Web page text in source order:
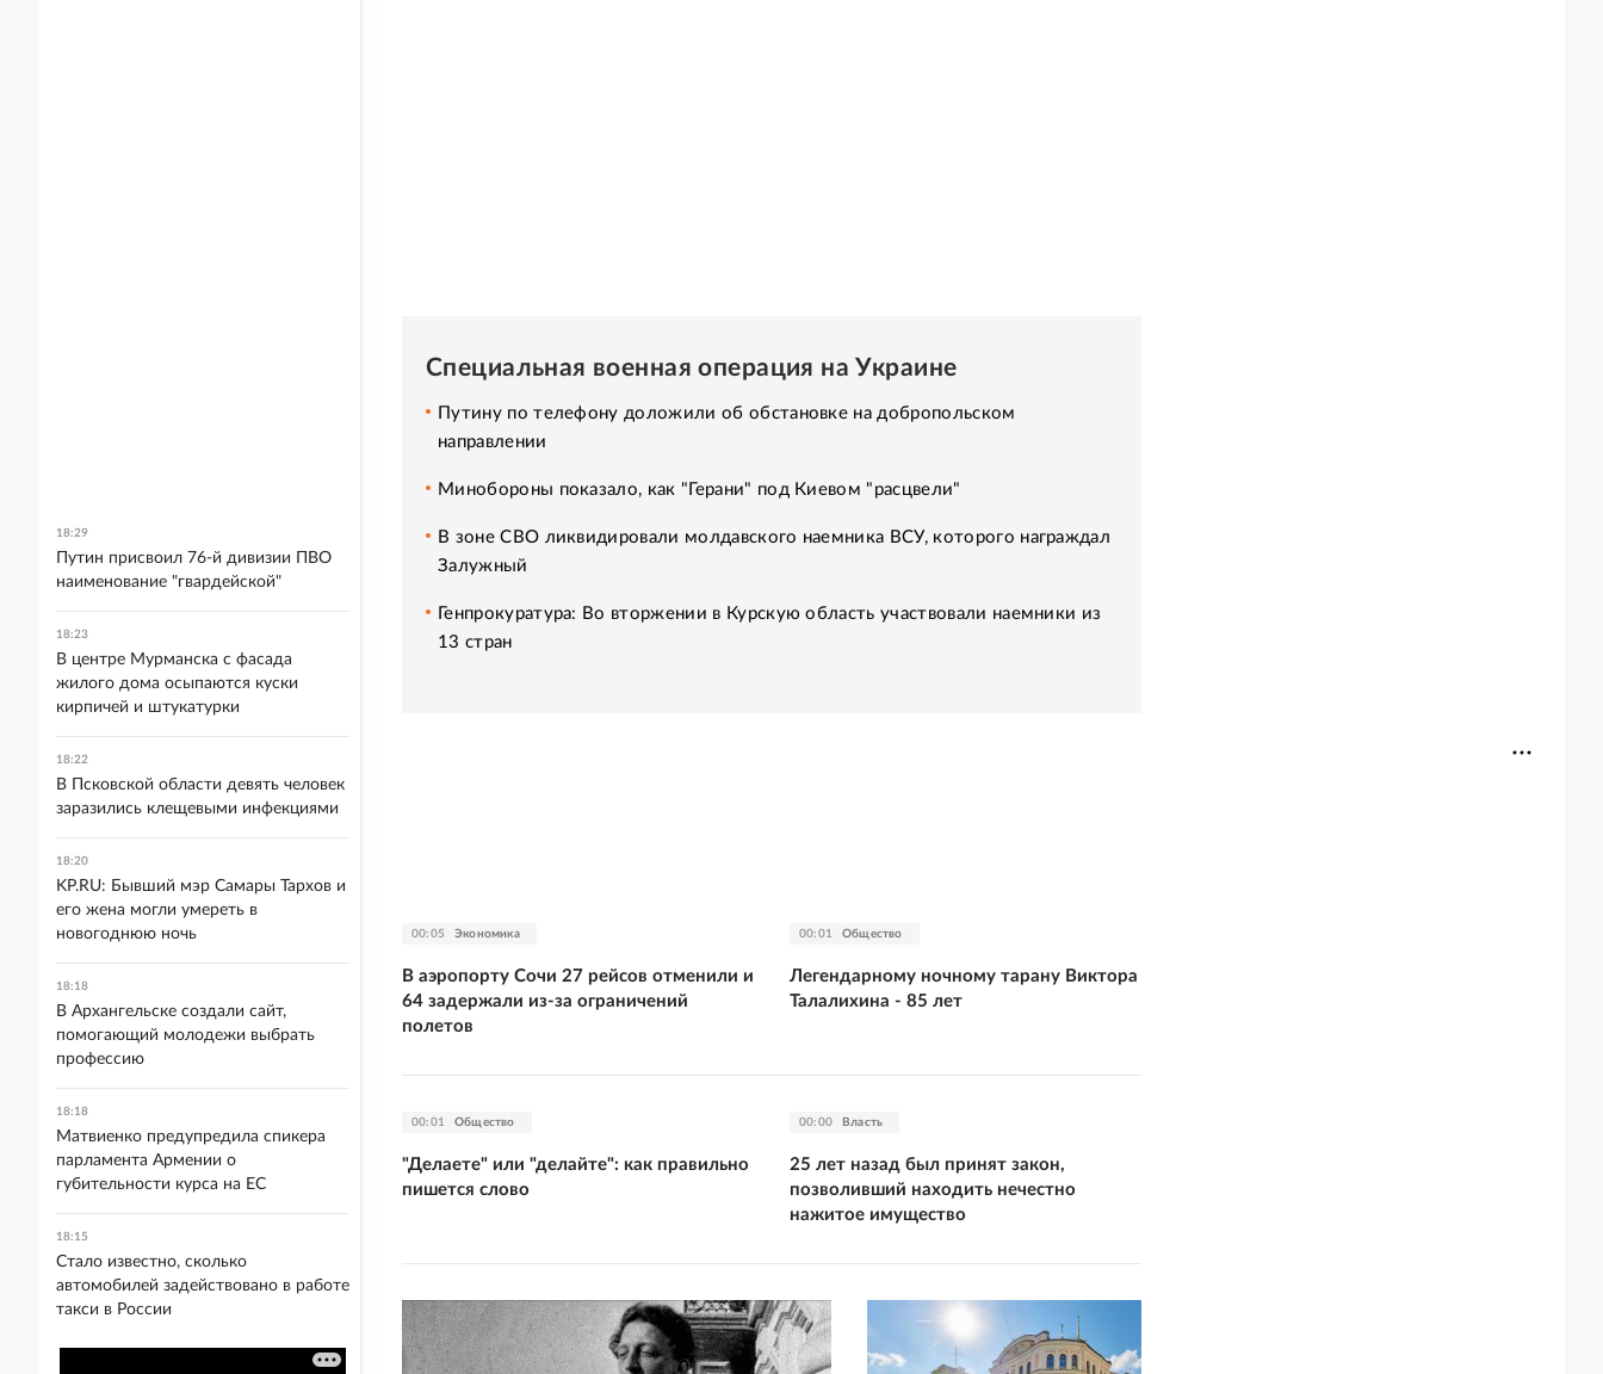
Специальная военная операция на Украине
Путину по телефону доложили об обстановке на добропольском
направлении
Минобороны показало, как "Герани" под Киевом "расцвели"
В зоне СВО ликвидировали молдавского наемника ВСУ, которого награждал
Залужный
Генпрокуратура: Во вторжении в Курскую область участвовали наемники из
13 стран
00:05 Экономика
В аэропорту Сочи 27 рейсов отменили и
64 задержали из-за ограничений
полетов
00:01 Общество
Легендарному ночному тарану Виктора
Талалихина - 85 лет
00:01 Общество
"Делаете" или "делайте": как правильно
пишется слово
00:00 Власть
25 лет назад был принят закон,
позволивший находить нечестно
нажитое имущество
18:29
Путин присвоил 76-й дивизии ПВО
наименование "гвардейской"
18:23
В центре Мурманска с фасада
жилого дома осыпаются куски
кирпичей и штукатурки
18:22
В Псковской области девять человек
заразились клещевыми инфекциями
18:20
KP.RU: Бывший мэр Самары Тархов и
его жена могли умереть в
новогоднюю ночь
18:18
В Архангельске создали сайт,
помогающий молодежи выбрать
профессию
18:18
Матвиенко предупредила спикера
парламента Армении о
губительности курса на ЕС
18:15
Стало известно, сколько
автомобилей задействовано в работе
такси в России